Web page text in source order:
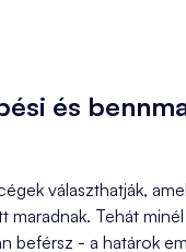
és
választhatják,
maradnak. Tehát
beférsz - a határok